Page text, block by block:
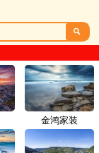

金鸿家装